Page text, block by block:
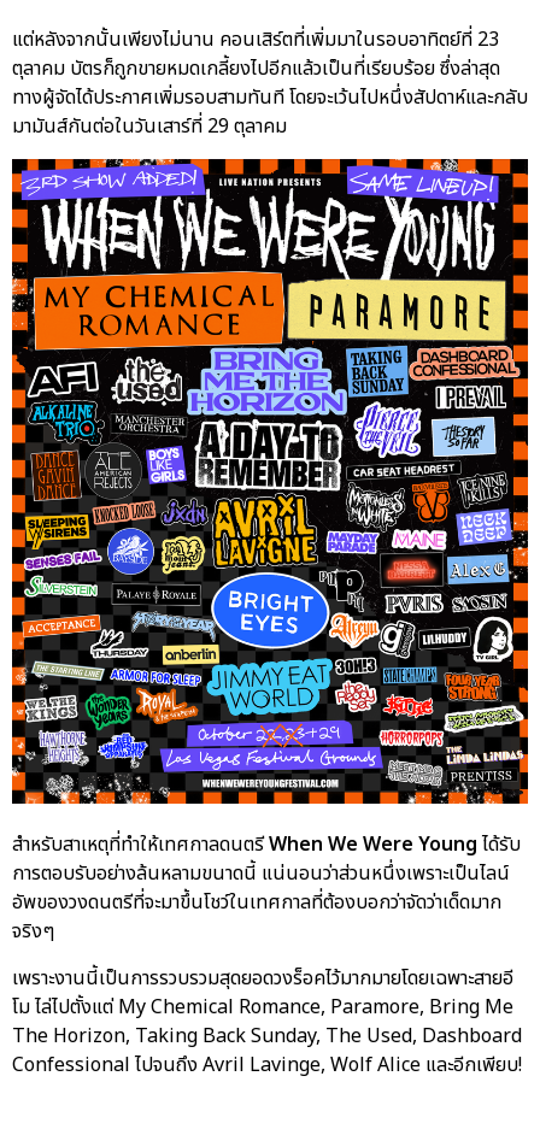
แต่หลังจากนั้นเพียงไม่นาน คอนเสิร์ตที่เพิ่มมาในรอบอาทิตย์ที่ 23
ตุลาคม บัตรก็ถูกขายหมดเกลี้ยงไปอีกแล้วเป็นที่เรียบร้อย ซึ่งล่าสุด
ทางผู้จัดได้ประกาศเพิ่มรอบสามทันที โดยจะเว้นไปหนึ่งสัปดาห์และกลับ
มามันส์กันต่อในวันเสาร์ที่ 29 ตุลาคม
สำหรับสาเหตุที่ทำให้เทศกาลดนตรีWhen We Were Young ได้รับ
การตอบรับอย่างล้นหลามขนาดนี้ แน่นอนว่าส่วนหนึ่งเพราะเป็นไลน์
อัพของวงดนตรีที่จะมาขึ้นโชว์ในเทศกาลที่ต้องบอกว่าจัดว่าเด็ดมาก
จริงๆ
เพราะงานนี้เป็นการรวบรวมสุดยอดวงร็อคไว้มากมายโดยเฉพาะสายอี
โม ไล่ไปตั้งแต่ My Chemical Romance, Paramore, Bring Me
The Horizon, Taking Back Sunday, The Used, Dashboard
Confessional ไปจนถึง Avril Lavinge, Wolf Alice และอีกเพียบ!